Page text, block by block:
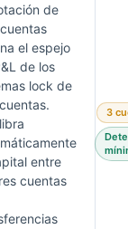
de
el espejo
de los
lock de
entre
cuentas
3